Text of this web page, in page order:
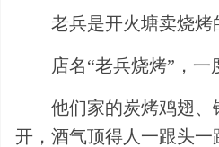
老兵是开火塘卖烧烤
店名“老兵烧烤”，
他们家的炭烤鸡翅
开，酒气顶得人一跟头一